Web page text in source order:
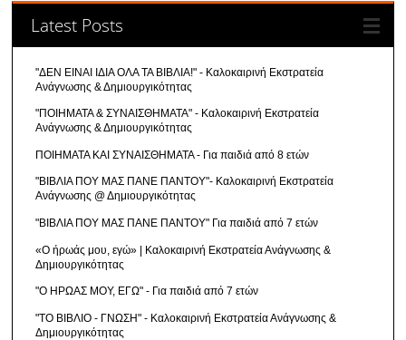
Latest Posts
"ΔΕΝ ΕΙΝΑΙ ΙΔΙΑ ΟΛΑ ΤΑ ΒΙΒΛΙΑ!" - Καλοκαιρινή Εκστρατεία
Ανάγνωσης & Δημιουργικότητας
"ΠΟΙΗΜΑΤΑ & ΣΥΝΑΙΣΘΗΜΑΤΑ" - Καλοκαιρινή Εκστρατεία
Ανάγνωσης & Δημιουργικότητας
ΠΟΙΗΜΑΤΑ ΚΑΙ ΣΥΝΑΙΣΘΗΜΑΤΑ - Για παιδιά από 8 ετών
"ΒΙΒΛΙΑ ΠΟΥ ΜΑΣ ΠΑΝΕ ΠΑΝΤΟΥ"- Καλοκαιρινή Εκστρατεία
Ανάγνωσης @ Δημιουργικότητας
"ΒΙΒΛΙΑ ΠΟΥ ΜΑΣ ΠΑΝΕ ΠΑΝΤΟΥ" Για παιδιά από 7 ετών
«Ο ήρωάς μου, εγώ» | Καλοκαιρινή Εκστρατεία Ανάγνωσης &
Δημιουργικότητας
"Ο ΗΡΩΑΣ ΜΟΥ, ΕΓΩ" - Για παιδιά από 7 ετών
"ΤΟ ΒΙΒΛΙΟ - ΓΝΩΣΗ" - Καλοκαιρινή Εκστρατεία Ανάγνωσης &
Δημιουργικότητας